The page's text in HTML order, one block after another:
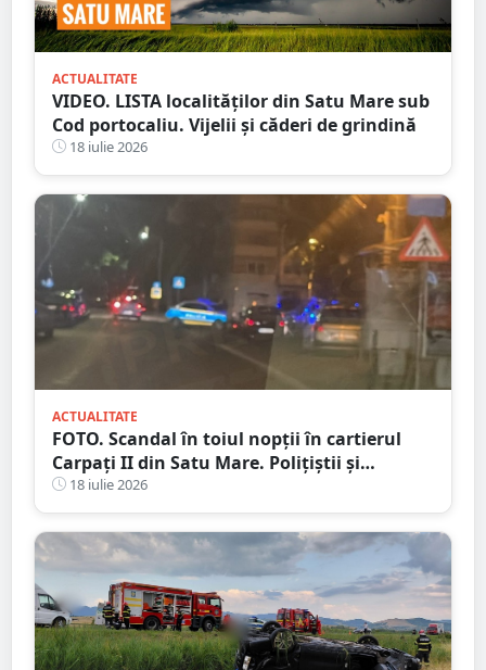
ACTUALITATE
VIDEO. LISTA localităților din Satu Mare sub
Cod portocaliu. Vijelii și căderi de grindină
18 iulie 2026
ACTUALITATE
FOTO. Scandal în toiul nopții în cartierul
Carpați II din Satu Mare. Polițiștii și
jandarmii au intervenit după un apel la 112
18 iulie 2026